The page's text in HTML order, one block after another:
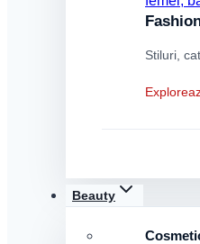
Stiluri,
Beauty